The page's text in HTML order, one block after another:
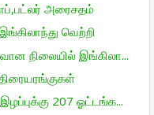
அரைசதம்
வெற்றி
நிலையில் இங்கிலா...
207 ஓட்டங்க...